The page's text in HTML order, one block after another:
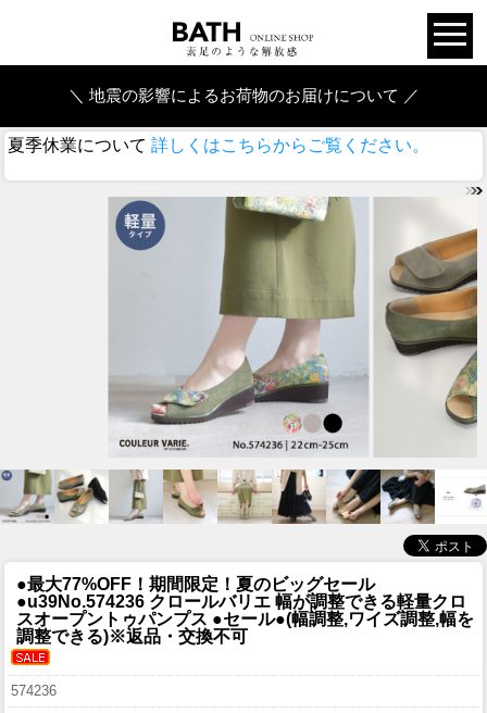
＼ 地震の影響によるお荷物のお届けについて ／
夏季休業について 詳しくはこちらからご覧ください。
●最大77%OFF！期間限定！夏のビッグセール
●u39No.574236 クロールバリエ 幅が調整できる軽量クロ
スオープントゥパンプス ●セール●(幅調整,ワイズ調整,幅を
調整できる)※返品・交換不可
574236